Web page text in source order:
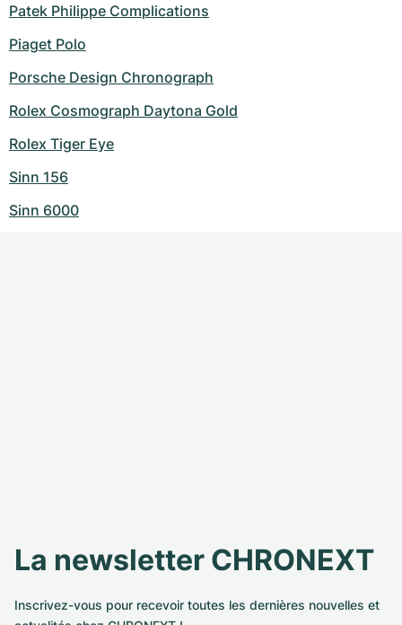
Patek Philippe Complications
Piaget Polo
Porsche Design Chronograph
Rolex Cosmograph Daytona Gold
Rolex Tiger Eye
Sinn 156
Sinn 6000
La newsletter CHRONEXT
Inscrivez-vous pour recevoir toutes les dernières nouvelles et